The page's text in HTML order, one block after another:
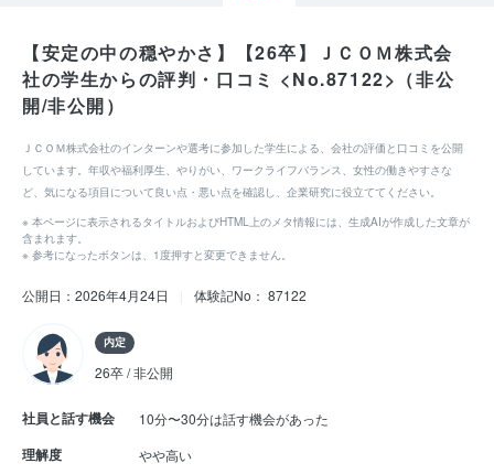
【安定の中の穏やかさ】【26卒】ＪＣＯＭ株式会
社の学生からの評判・口コミ <No.87122>（非公
開/非公開）
ＪＣＯＭ株式会社のインターンや選考に参加した学生による、会社の評価と口コミを公開
しています。年収や福利厚生、やりがい、ワークライフバランス、女性の働きやすさな
ど、気になる項目について良い点・悪い点を確認し、企業研究に役立ててください。
※ 本ページに表示されるタイトルおよびHTML上のメタ情報には、生成AIが作成した文章が
含まれます。
※ 参考になったボタンは、1度押すと変更できません。
公開日：2026年4月24日 体験記No： 87122
内定
26卒 / 非公開
社員と話す機会 10分〜30分は話す機会があった
理解度 やや高い